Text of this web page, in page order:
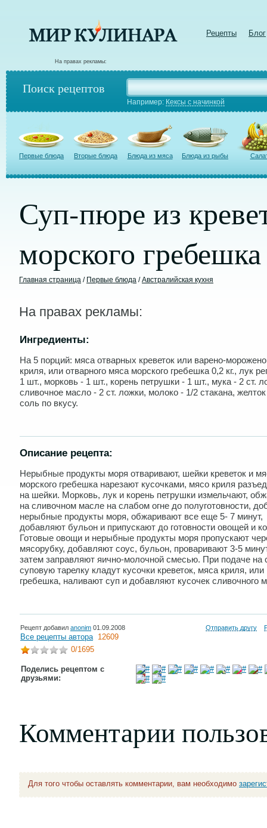
Рецепты Блог
На правах рекламы:
Поиск рецептов
Например: Кексы с начинкой
Первые блюда Вторые блюда Блюда из мяса Блюда из рыбы
Суп-пюре из
морского гребешка
Главная страница / Первые блюда /Австралийская кухня
На правах рекламы:
Ингредиенты:
На 5 порций: мяса отварных креветок или варено-
криля, или отварного мяса морского гребешка 0,2 кг., лук
1 шт., морковь - 1 шт., корень петрушки - 1 шт., мука - 2 ст.
сливочное масло - 2 ст. ложки, молоко - 1/2 стакана,
соль по вкусу.
Описание рецепта:
Нерыбные продукты моря отваривают, шейки креветок и
морского гребешка нарезают кусочками, мясо криля
на шейки. Морковь, лук и корень петрушки измельчают,
на сливочном масле на слабом огне до полуготовности,
нерыбные продукты моря, обжаривают все еще 5- 7 минут,
добавляют бульон и припускают до готовности овощей и
Готовые овощи и нерыбные продукты моря пропускают
мясорубку, добавляют соус, бульон, проваривают 3-5
затем заправляют яично-молочной смесью. При подаче на
суповую тарелку кладут кусочки креветок, мяса криля, или
гребешка, наливают суп и добавляют кусочек сливочного
Рецепт добавил anonim 01.09.2008 Отправить другу
Все рецепты автора 12609
0/1695
Поделись рецептом с
друзьями:
Комментарии
Для того чтобы оставлять комментарии, вам необходимо